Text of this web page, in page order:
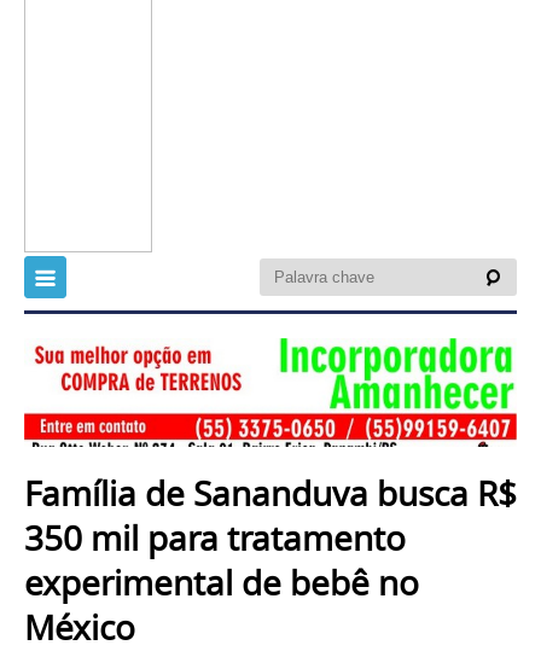
Família de Sananduva busca R$
350 mil para tratamento
experimental de bebê no
México